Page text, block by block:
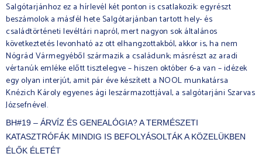
Salgótarjánhoz ez a hírlevél két ponton is csatlakozik: egyrészt
beszámolok a másfél hete Salgótarjánban tartott hely- és
családtörténeti levéltári napról, mert nagyon sok általános
következtetés levonható az ott elhangzottakból, akkor is, ha nem
Nógrád Vármegyéből származik a családunk; másrészt az aradi
vértanúk emléke előtt tisztelegve – hiszen október 6-a van – idézek
egy olyan interjút, amit pár éve készített a NOOL munkatársa
Knézich Károly egyenes ági leszármazottjával, a salgótarjáni Szarvas
Józsefnével.
BH#19 – ÁRVÍZ ÉS GENEALÓGIA? A TERMÉSZETI
KATASZTRÓFÁK MINDIG IS BEFOLYÁSOLTÁK A KÖZELÜKBEN
ÉLŐK ÉLETÉT